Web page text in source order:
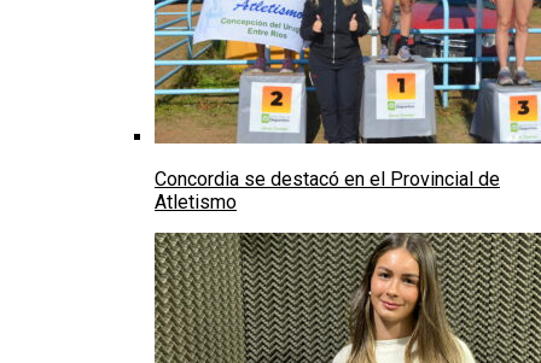
Concordia se destacó en el Provincial de
Atletismo